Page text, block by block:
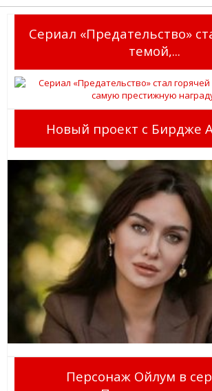
Сериал «Предательство»
темой,...
Новый проект с Бирдже
Персонаж Ойлум в